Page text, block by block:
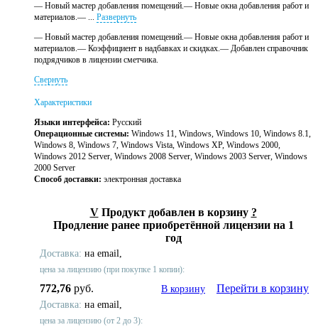
— Новый мастер добавления помещений.— Новые окна добавления работ и
материалов.— ... Развернуть
— Новый мастер добавления помещений.— Новые окна добавления работ и
материалов.— Коэффициент в надбавках и скидках.— Добавлен справочник
подрядчиков в лицензии сметчика.
Свернуть
Характеристики
Языки интерфейса: Русский
Операционные системы: Windows 11, Windows, Windows 10, Windows 8.1,
Windows 8, Windows 7, Windows Vista, Windows XP, Windows 2000,
Windows 2012 Server, Windows 2008 Server, Windows 2003 Server, Windows
2000 Server
Способ доставки: электронная доставка
V Продукт добавлен в корзину ?
Продление ранее приобретённой лицензии на 1
год
Доставка: на email,
цена за лицензию (при покупке 1 копии):
772,76 руб. В корзину Перейти в корзину
Доставка: на email,
цена за лицензию (от 2 до 3):